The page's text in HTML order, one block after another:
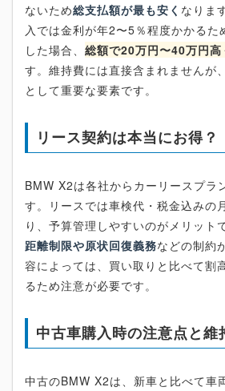
ないため総支払額が最も安く なりま
入では金利が年2〜5％程度かかるた
した場合、 総額で20万円〜40万円高
す。維持費には直接含まれませんが
として重要な要素です。
リース契約は本当にお得？
BMW X2は各社からカーリースプラ
す。リースでは車検代・税金込みの
り、予算管理しやすいのがメリット
距離制限や原状回復義務などの制約
容によっては、買い取りと比べて割
るため注意が必要です。
中古車購入時の注意点と維
中古のBMW X2は、新車と比べて車